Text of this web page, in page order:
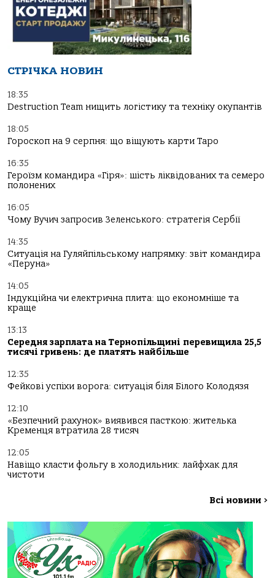
СТРІЧКА НОВИН
18:35
Destruction Team нищить логістику та техніку окупантів
18:05
Гороскоп на 9 серпня: що віщують карти Таро
16:35
Героїзм командира «Гіря»: шість ліквідованих та семеро
полонених
16:05
Чому Вучич запросив Зеленського: стратегія Сербії
14:35
Ситуація на Гуляйпільському напрямку: звіт командира
«Перуна»
14:05
Індукційна чи електрична плита: що економніше та
краще
13:13
Середня зарплата на Тернопільщині перевищила 25,5
тисячі гривень: де платять найбільше
12:35
Фейкові успіхи ворога: ситуація біля Білого Колодязя
12:10
«Безпечний рахунок» виявився пасткою: жителька
Кременця втратила 28 тисяч
12:05
Навіщо класти фольгу в холодильник: лайфхак для
чистоти
Всі новини >